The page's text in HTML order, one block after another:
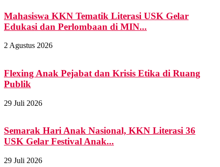
Mahasiswa KKN Tematik Literasi USK Gelar
Edukasi dan Perlombaan di MIN...
2 Agustus 2026
Flexing Anak Pejabat dan Krisis Etika di Ruang
Publik
29 Juli 2026
Semarak Hari Anak Nasional, KKN Literasi 36
USK Gelar Festival Anak...
29 Juli 2026